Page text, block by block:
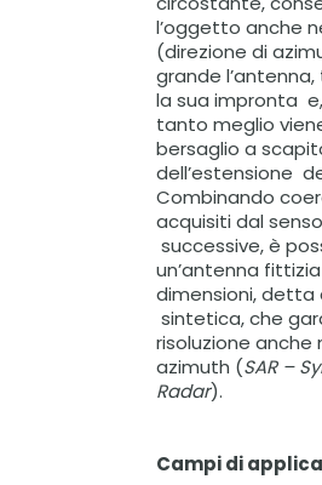
l’oggetto anche
(direzione di
grande
la sua impronta
tanto meglio
bersaglio a
dell’estensione
Combinando
acquisiti dal
successive, è
un’antenna
dimensioni, detta
sintetica, che
risoluzione anche
azimuth (SAR –
Radar).
Campi di